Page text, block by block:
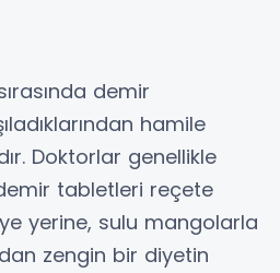
demir
hamile
Doktorlar genellikle
tabletleri reçete
yerine, sulu mangolarla
zengin bir diyetin